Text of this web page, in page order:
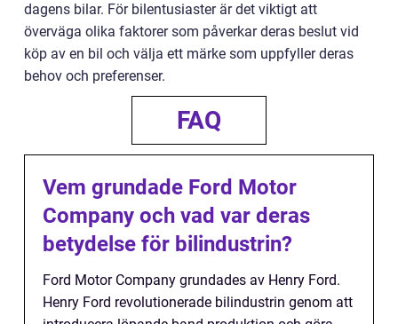
dagens bilar. För bilentusiaster är det viktigt att
överväga olika faktorer som påverkar deras beslut vid
köp av en bil och välja ett märke som uppfyller deras
behov och preferenser.
FAQ
Vem grundade Ford Motor
Company och vad var deras
betydelse för bilindustrin?
Ford Motor Company grundades av Henry Ford.
Henry Ford revolutionerade bilindustrin genom att